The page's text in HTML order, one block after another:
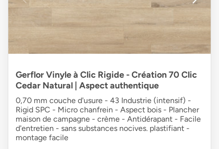
Gerflor Vinyle à Clic Rigide - Création 70 Clic
Cedar Natural | Aspect authentique
0,70 mm couche d'usure - 43 Industrie (intensif) -
Rigid SPC - Micro chanfrein - Aspect bois - Plancher
maison de campagne - crème - Antidérapant - Facile
d'entretien - sans substances nocives. plastifiant -
montage facile